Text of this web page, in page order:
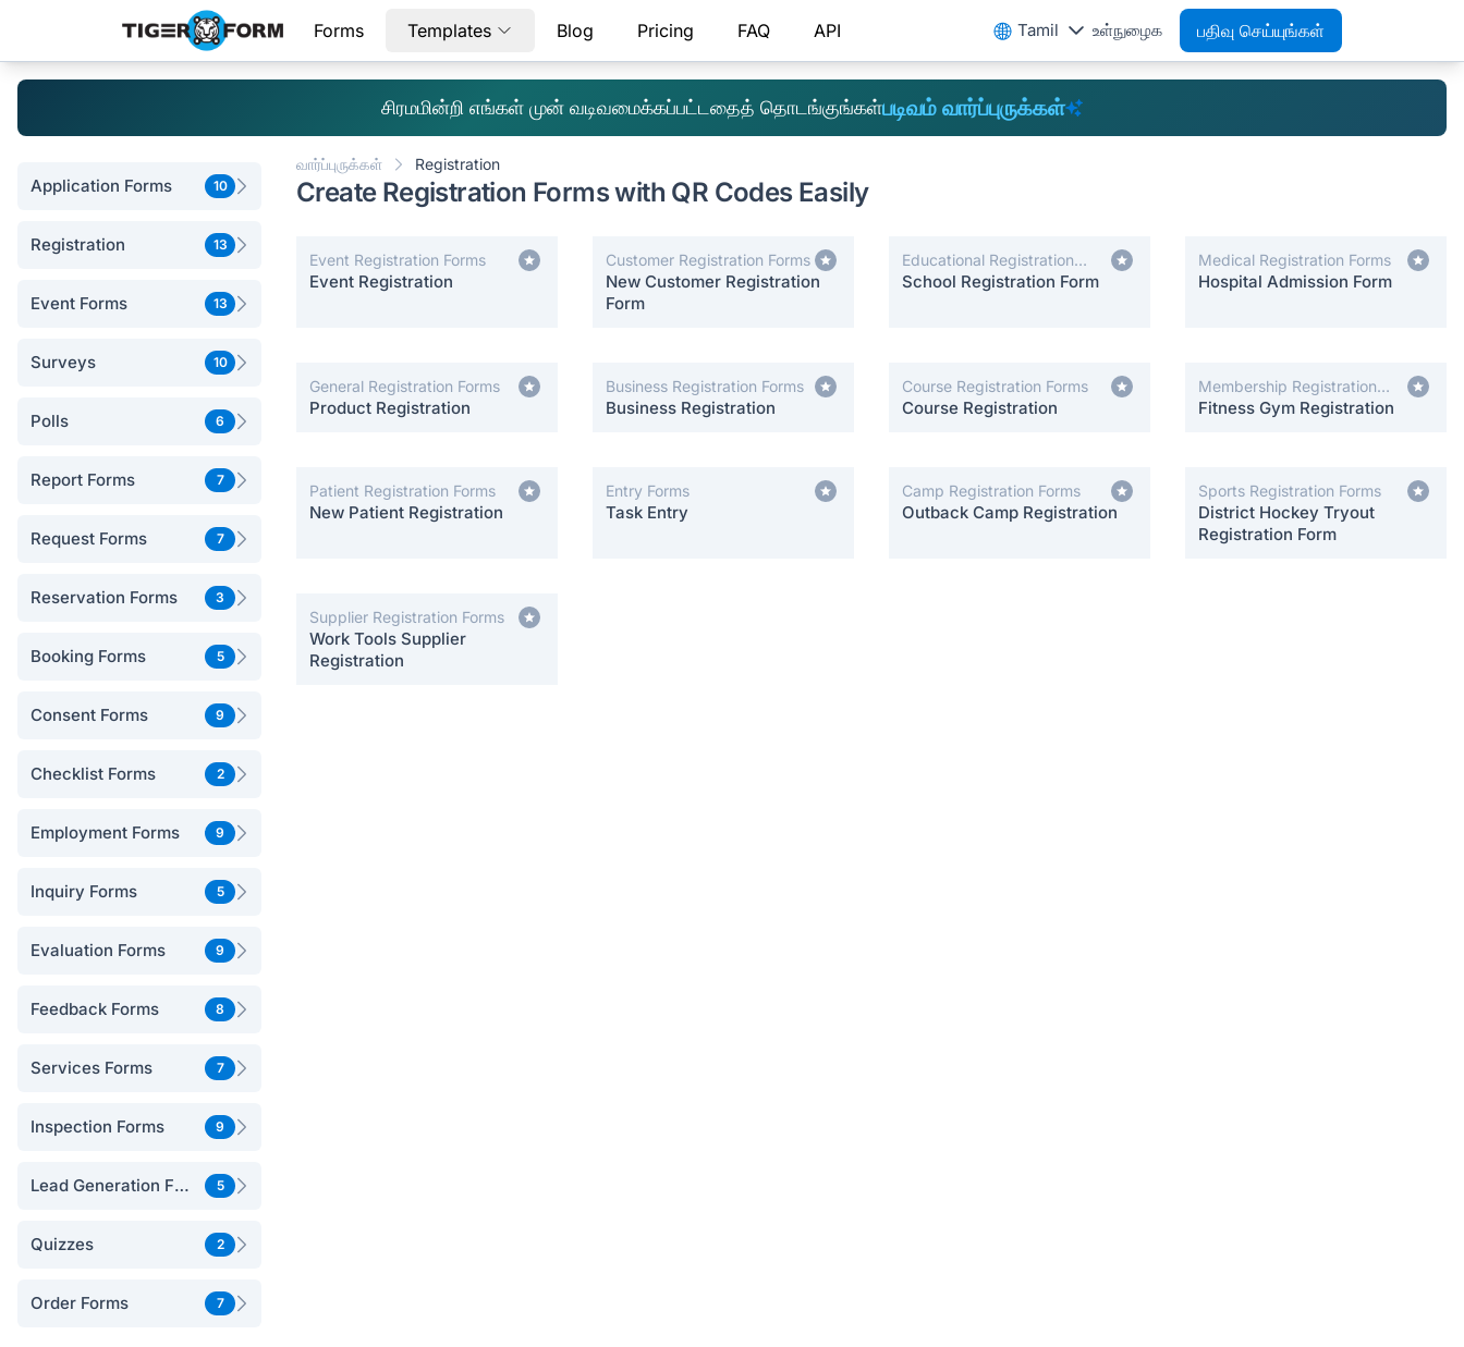
Forms Templates Blog Pricing FAQ API Tamil உள்நுழைக பதிவு செய்யுங்கள்
சிரமமின்றி எங்கள் முன் வடிவமைக்கப்பட்டதைத் தொடங்குங்கள்படிவம் வார்ப்புருக்கள்
Application Forms 10
Registration 13
Event Forms 13
Surveys 10
Polls 6
Report Forms 7
Request Forms 7
Reservation Forms 3
Booking Forms 5
Consent Forms 9
Checklist Forms 2
Employment Forms 9
Inquiry Forms 5
Evaluation Forms 9
Feedback Forms 8
Services Forms 7
Inspection Forms 9
Lead Generation Forms 5
Quizzes 2
Order Forms 7
வார்ப்புருக்கள் Registration
Create Registration Forms with QR Codes Easily
Event Registration Forms
Event Registration
Customer Registration Forms
New Customer Registration
Form
Educational Registration
Forms
School Registration Form
Medical Registration Forms
Hospital Admission Form
General Registration Forms
Product Registration
Business Registration Forms
Business Registration
Course Registration Forms
Course Registration
Membership Registration
Forms
Fitness Gym Registration
Patient Registration Forms
New Patient Registration
Entry Forms
Task Entry
Camp Registration Forms
Outback Camp Registration
Sports Registration Forms
District Hockey Tryout
Registration Form
Supplier Registration Forms
Work Tools Supplier
Registration